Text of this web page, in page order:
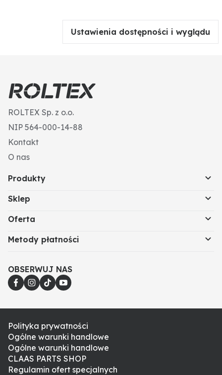
Ustawienia dostępności i wyglądu
ROLTEX Sp. z o.o.
NIP 564-000-14-88
Kontakt
O nas
Produkty
Sklep
Oferta
Metody płatności
OBSERWUJ NAS
Polityka prywatności
Ogólne warunki handlowe
Ogólne warunki handlowe
CLAAS PARTS SHOP
Regulamin ofert specjalnych